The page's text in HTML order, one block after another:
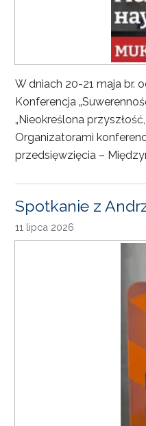
W dniach 20-21 maja br.
Konferencja
„Nieokreślona
Organizatorami
przedsięwzięcia –
Spotkanie z
11 lipca 2026